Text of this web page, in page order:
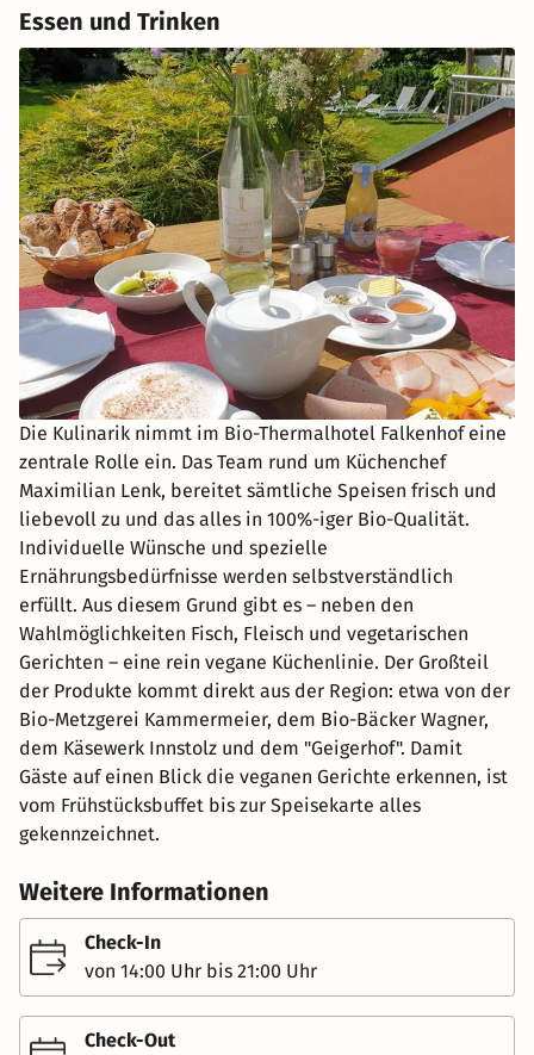
Essen und Trinken
Die Kulinarik nimmt im Bio-Thermalhotel Falkenhof eine
zentrale Rolle ein. Das Team rund um Küchenchef
Maximilian Lenk, bereitet sämtliche Speisen frisch und
liebevoll zu und das alles in 100%-iger Bio-Qualität.
Individuelle Wünsche und spezielle
Ernährungsbedürfnisse werden selbstverständlich
erfüllt. Aus diesem Grund gibt es – neben den
Wahlmöglichkeiten Fisch, Fleisch und vegetarischen
Gerichten – eine rein vegane Küchenlinie. Der Großteil
der Produkte kommt direkt aus der Region: etwa von der
Bio-Metzgerei Kammermeier, dem Bio-Bäcker Wagner,
dem Käsewerk Innstolz und dem "Geigerhof". Damit
Gäste auf einen Blick die veganen Gerichte erkennen, ist
vom Frühstücksbuffet bis zur Speisekarte alles
gekennzeichnet.
Weitere Informationen
Check-In
von 14:00 Uhr bis 21:00 Uhr
Check-Out